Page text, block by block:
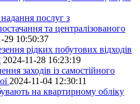
послуг з
та централізованого
29 10:50:37
рідких побутових відходів
2024-11-28 16:23:19
заходів із самостійного
2024-11-04 12:30:11
на квартирному обліку